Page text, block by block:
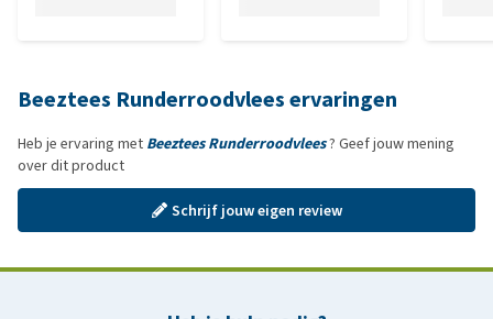
Beeztees Runderroodvlees ervaringen
Heb je ervaring met Beeztees Runderroodvlees? Geef jouw mening
over dit product
Schrijf jouw eigen review